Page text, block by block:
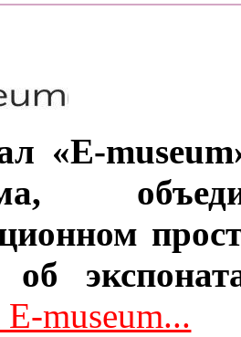
«E-
об
museum...